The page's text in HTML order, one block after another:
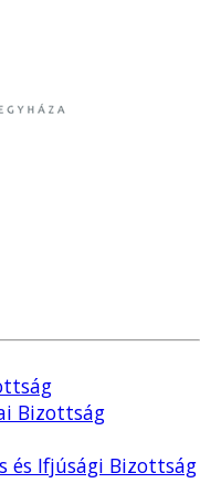
Bizottság
és Ifjúsági Bizottság